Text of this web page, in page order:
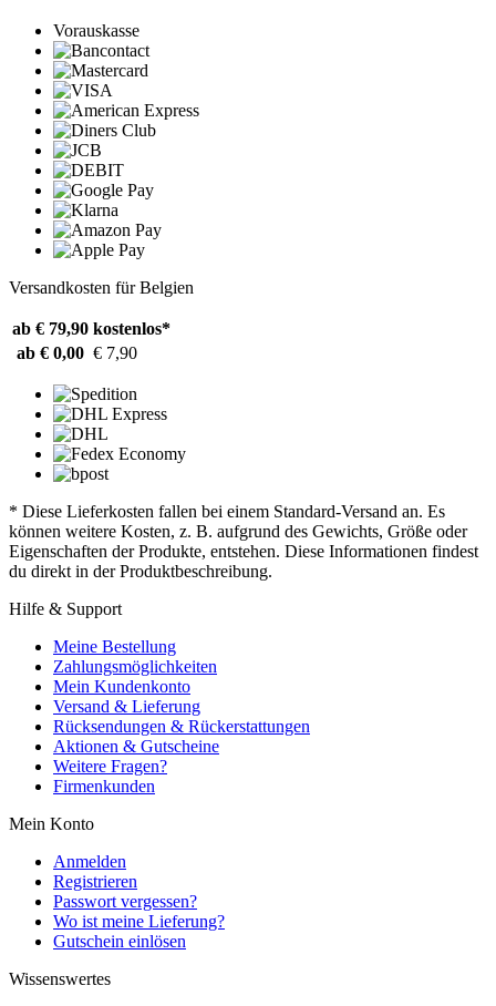
Vorauskasse
Versandkosten für Belgien
ab € 79,90 kostenlos*
ab € 0,00 € 7,90
* Diese Lieferkosten fallen bei einem Standard-Versand an. Es
können weitere Kosten, z. B. aufgrund des Gewichts, Größe oder
Eigenschaften der Produkte, entstehen. Diese Informationen findest
du direkt in der Produktbeschreibung.
Hilfe & Support
Meine Bestellung
Zahlungsmöglichkeiten
Mein Kundenkonto
Versand & Lieferung
Rücksendungen & Rückerstattungen
Aktionen & Gutscheine
Weitere Fragen?
Firmenkunden
Mein Konto
Anmelden
Registrieren
Passwort vergessen?
Wo ist meine Lieferung?
Gutschein einlösen
Wissenswertes